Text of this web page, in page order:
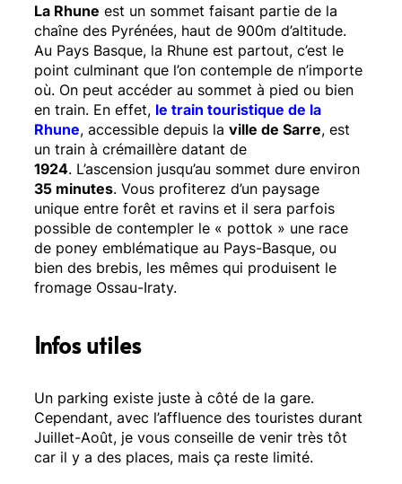
La Rhune est un sommet faisant partie de la
chaîne des Pyrénées, haut de 900m d’altitude.
Au Pays Basque, la Rhune est partout, c’est le
point culminant que l’on contemple de n’importe
où. On peut accéder au sommet à pied ou bien
en train. En effet, le train touristique de la
Rhune, accessible depuis la ville de Sarre, est
un train à crémaillère datant de
1924. L’ascension jusqu’au sommet dure environ
35 minutes. Vous profiterez d’un paysage
unique entre forêt et ravins et il sera parfois
possible de contempler le « pottok » une race
de poney emblématique au Pays-Basque, ou
bien des brebis, les mêmes qui produisent le
fromage Ossau-Iraty.
Infos utiles
Un parking existe juste à côté de la gare.
Cependant, avec l’affluence des touristes durant
Juillet-Août, je vous conseille de venir très tôt
car il y a des places, mais ça reste limité.